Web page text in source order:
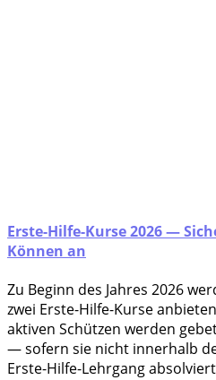
Erste-Hilfe-Kurse 2026 —
Können an
Zu Beginn des Jah­res 2026
zwei Ers­te-Hil­fe-Kur­se
akti­ven Schüt­zen wer­den
— sofern sie nicht inner­halb
Ers­te-Hil­fe-Lehr­gang